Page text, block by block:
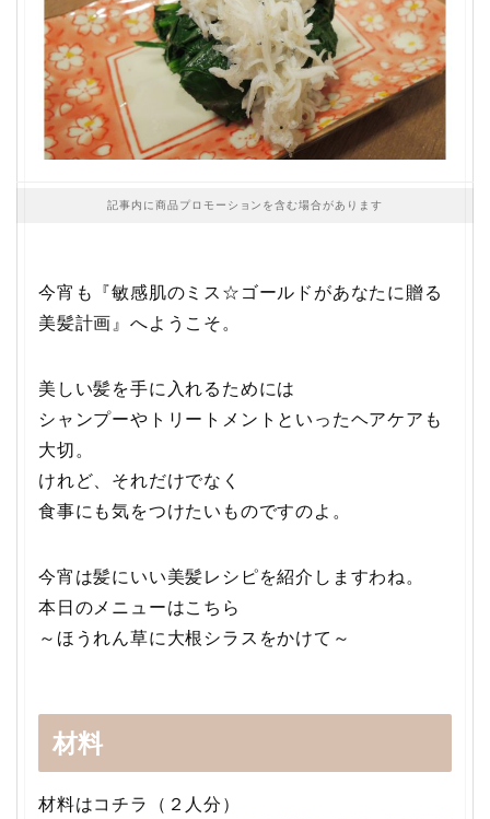
記事内に商品プロモーションを含む場合があります
今宵も『敏感肌のミス☆ゴールドがあなたに贈る
美髪計画』へようこそ。
美しい髪を手に入れるためには
シャンプーやトリートメントといったヘアケアも
大切。
けれど、それだけでなく
食事にも気をつけたいものですのよ。
今宵は髪にいい美髪レシピを紹介しますわね。
本日のメニューはこちら
～ほうれん草に大根シラスをかけて～
材料
材料はコチラ（２人分）